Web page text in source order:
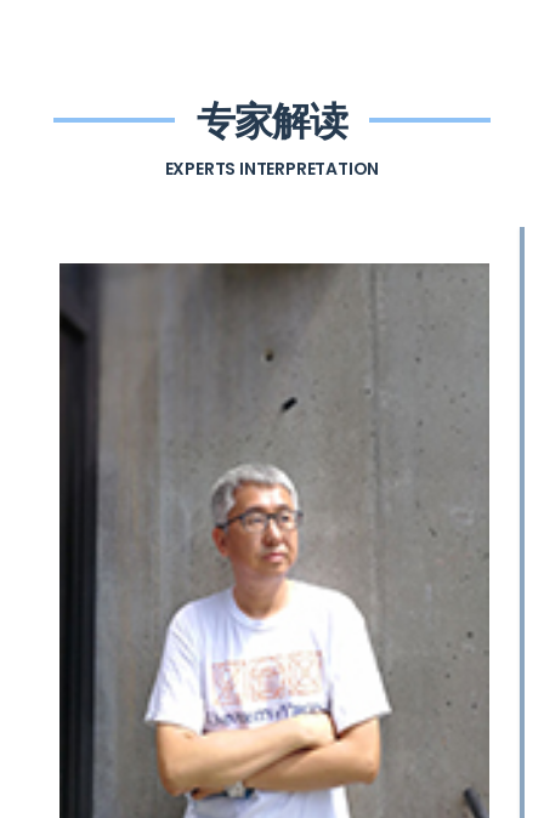
专家解读
EXPERTS INTERPRETATION